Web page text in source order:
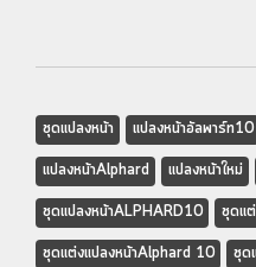
ชุดแปลงหน้า แปลงหน้าอัลพาร์ท10
แปลงหน้าAlphard
แปลงหน้าใหม่
ชุดแปลงหน้าALPHARD10
ชุดแ
ชุดแต่งแปลงหน้าAlphard 10
ชุด